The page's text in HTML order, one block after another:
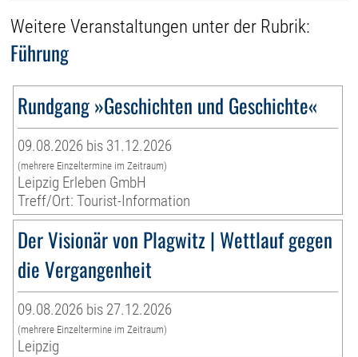
Weitere Veranstaltungen unter der Rubrik:
Führung
Rundgang »Geschichten und Geschichte«
09.08.2026 bis 31.12.2026
(mehrere Einzeltermine im Zeitraum)
Leipzig Erleben GmbH
Treff/Ort: Tourist-Information
Der Visionär von Plagwitz | Wettlauf gegen
die Vergangenheit
09.08.2026 bis 27.12.2026
(mehrere Einzeltermine im Zeitraum)
Leipzig